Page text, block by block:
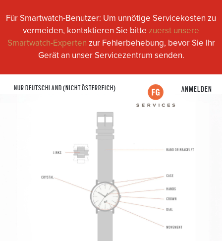
Für Smartwatch-Benutzer: Um unnötige Servicekosten zu
vermeiden, kontaktieren Sie bitte zuerst unsere
Smartwatch-Experten zur Fehlerbehebung, bevor Sie Ihr
Gerät an unser Servicezentrum senden.
NUR DEUTSCHLAND (NICHT ÖSTERREICH) ANMELDEN